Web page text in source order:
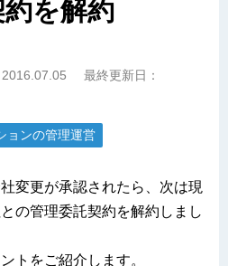
を解約
2016.07.05
最終更新日：
ョンの管理運営
変更が承認されたら、次は現
の管理委託契約を解約しまし
トをご紹介します。